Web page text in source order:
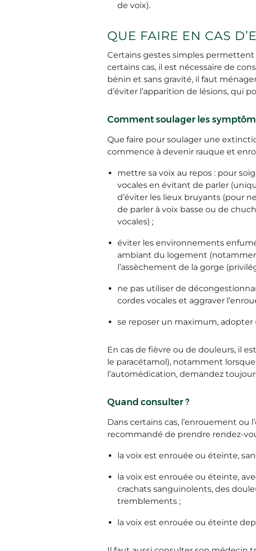
de voix).
QUE FAIRE EN CAS
Certains gestes simples
certains cas, il est nécessaire de
bénin et sans gravité, il faut
d’éviter l’apparition de lésions, qui
Comment soulager les
Que faire pour soulager une
commence à devenir rauque et
mettre sa voix au repos : pour
vocales en évitant de parler
d’éviter les lieux bruyants (pour
de parler à voix basse ou de
vocales) ;
éviter les environnements
ambiant du logement
l’assèchement de la gorge
ne pas utiliser de
cordes vocales et aggraver
se reposer un maximum,
En cas de fièvre ou de douleurs, il
le paracétamol), notamment
l’automédication, demandez
Quand consulter ?
Dans certains cas, l’enrouement
recommandé de prendre rendez-
la voix est enrouée ou éteinte,
la voix est enrouée ou éteinte,
crachats sanguinolents, des
tremblements ;
la voix est enrouée ou éteinte